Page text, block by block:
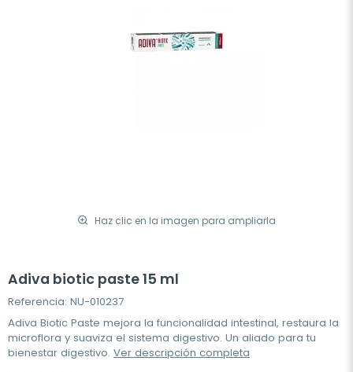
Haz clic en la imagen para ampliarla
Adiva biotic paste 15 ml
Referencia: NU-010237
Adiva Biotic Paste mejora la funcionalidad intestinal, restaura la
microflora y suaviza el sistema digestivo. Un aliado para tu
bienestar digestivo. Ver descripción completa